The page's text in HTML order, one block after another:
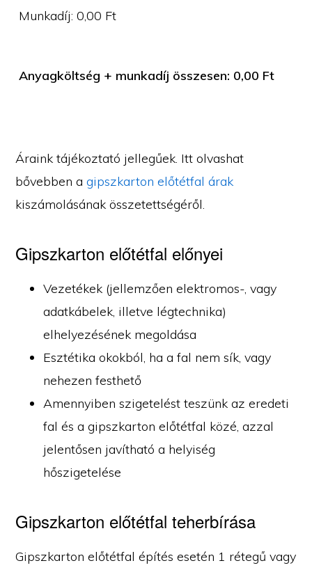
Munkadíj:0,00 Ft
Anyagköltség + munkadíj összesen: 0,00 Ft
Áraink tájékoztató jellegűek. Itt olvashat
bővebben agipszkarton előtétfal árak
kiszámolásának összetettségéről.
Gipszkarton előtétfal előnyei
Vezetékek (jellemzően elektromos-, vagy
adatkábelek, illetve légtechnika)
elhelyezésének megoldása
Esztétika okokból, ha a fal nem sík, vagy
nehezen festhető
Amennyiben szigetelést teszünk az eredeti
fal és a gipszkarton előtétfal közé, azzal
jelentősen javítható a helyiség
hőszigetelése
Gipszkarton előtétfal teherbírása
Gipszkarton előtétfal építés esetén 1 rétegű vagy